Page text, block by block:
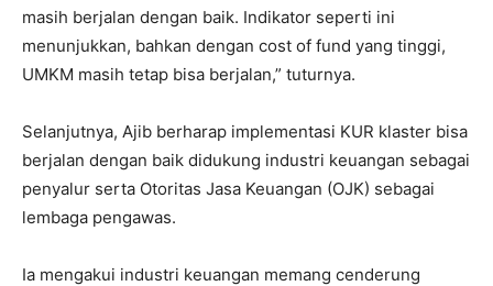
masih berjalan dengan baik. Indikator seperti ini
menunjukkan, bahkan dengan cost of fund yang tinggi,
UMKM masih tetap bisa berjalan,” tuturnya.
Selanjutnya, Ajib berharap implementasi KUR klaster bisa
berjalan dengan baik didukung industri keuangan sebagai
penyalur serta Otoritas Jasa Keuangan (OJK) sebagai
lembaga pengawas.
Ia mengakui industri keuangan memang cenderung